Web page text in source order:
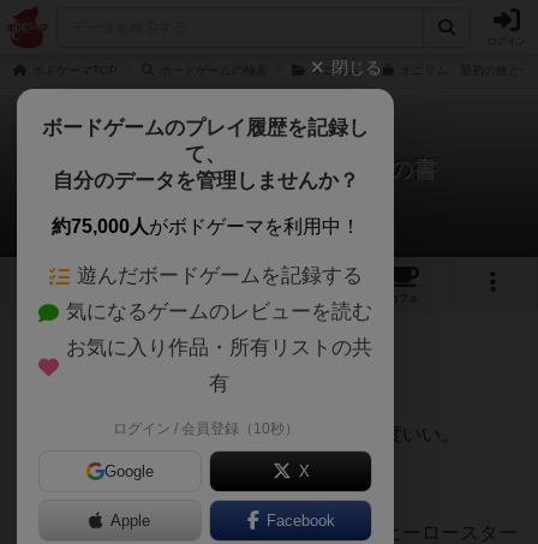
オニリム
オニリム：最初の旅と七つの書
エヌノさんのレビュー
4 11
カフェ
323名 4名 0 約4年前
平日の夜のお供。就寝前のソロプレイに丁度いい。
アンダー・ザ・フォーリングスカイ、コーヒーロースター
閉じる
ボードゲームのプレイ履歴を記録し
て、
自分のデータを管理しませんか？
約75,000人がボドゲーマを利用中！
遊んだボードゲームを記録する
気になるゲームのレビューを読む
お気に入り作品・所有リストの共
有
ログイン / 会員登録（10秒）
Google X
Apple Facebook